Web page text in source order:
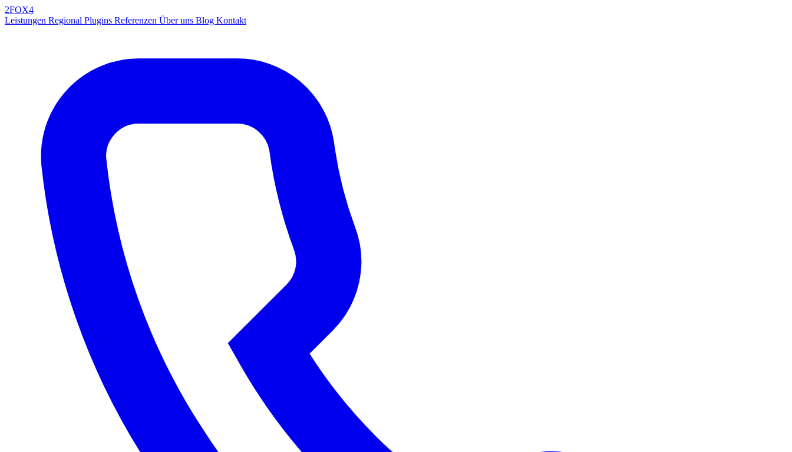
2FOX4
Leistungen Regional Plugins Referenzen Über uns Blog Kontakt